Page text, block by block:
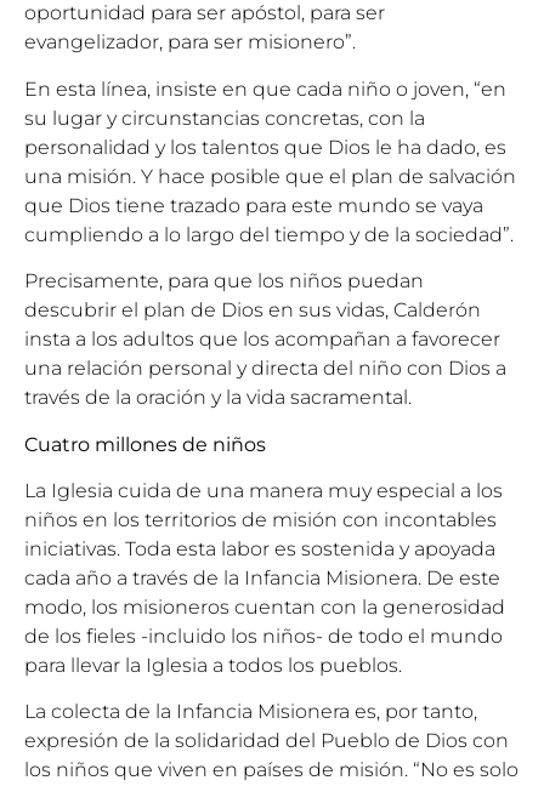
oportunidad para ser apóstol, para ser
evangelizador, para ser misionero”.
En esta línea, insiste en que cada niño o joven, “en
su lugar y circunstancias concretas, con la
personalidad y los talentos que Dios le ha dado, es
una misión. Y hace posible que el plan de salvación
que Dios tiene trazado para este mundo se vaya
cumpliendo a lo largo del tiempo y de la sociedad”.
Precisamente, para que los niños puedan
descubrir el plan de Dios en sus vidas, Calderón
insta a los adultos que los acompañan a favorecer
una relación personal y directa del niño con Dios a
través de la oración y la vida sacramental.
Cuatro millones de niños
La Iglesia cuida de una manera muy especial a los
niños en los territorios de misión con incontables
iniciativas. Toda esta labor es sostenida y apoyada
cada año a través de la Infancia Misionera. De este
modo, los misioneros cuentan con la generosidad
de los fieles -incluido los niños- de todo el mundo
para llevar la Iglesia a todos los pueblos.
La colecta de la Infancia Misionera es, por tanto,
expresión de la solidaridad del Pueblo de Dios con
los niños que viven en países de misión. “No es solo